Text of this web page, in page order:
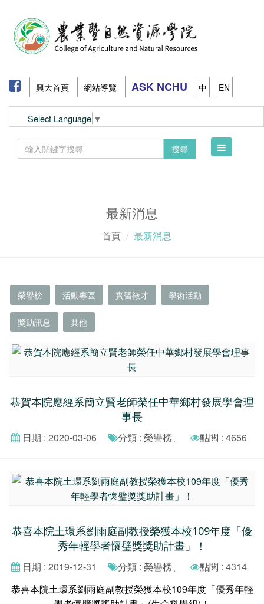
興大首頁 網站導覽 ASK NCHU 中 EN
Select Language ▼
搜尋
Toggle
最新消息
首頁 最新消息
榮譽榜 活動專區 實習徵才 學術活動
獎助訊息 其他
恭賀本院應經系簡立賢老師榮任中華鄉村發展學會理
事長
日期 : 2020-03-06 分類 : 榮譽榜、 點閱 : 4656
恭喜本院土環系劉雨庭副教授榮獲本校109年度「優
秀年輕學者懷璧獎獎助計畫」！
日期 : 2019-12-31 分類 : 榮譽榜、
點閱 : 4314
恭喜本院土環系劉雨庭副教授榮獲本校109年度「優秀年輕